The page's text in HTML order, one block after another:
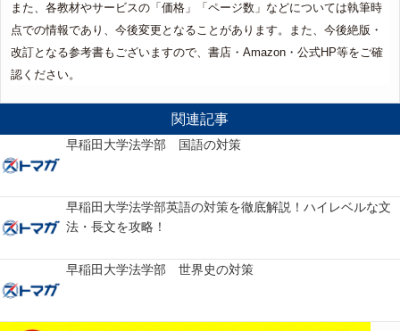
また、各教材やサービスの「価格」「ページ数」などについては執筆時
点での情報であり、今後変更となることがあります。また、今後絶版・
改訂となる参考書もございますので、書店・Amazon・公式HP等をご確
認ください。
関連記事
早稲田大学法学部 国語の対策
早稲田大学法学部英語の対策を徹底解説！ハイレベルな文
法・長文を攻略！
早稲田大学法学部 世界史の対策